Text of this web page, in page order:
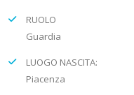
RUOLO
Guardia
LUOGO NASCITA:
Piacenza